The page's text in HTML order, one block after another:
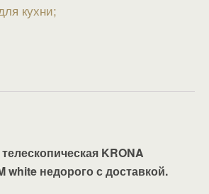
кухни
KRONA
white недорого с доставкой.